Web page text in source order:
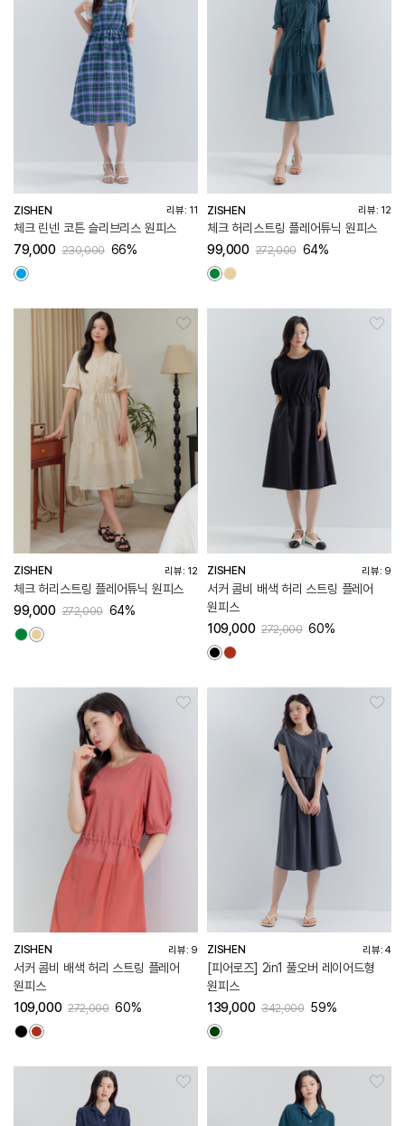
ZISHEN 리뷰: 11
체크 린넨 코튼 슬리브리스 원피스
230,000
79,000 66%
ZISHEN 리뷰: 12
체크 허리스트링 플레어튜닉 원피스
272,000
99,000 64%
ZISHEN 리뷰: 12
체크 허리스트링 플레어튜닉 원피스
272,000
99,000 64%
ZISHEN 리뷰: 9
서커 콤비 배색 허리 스트링 플레어
원피스
272,000
109,000 60%
ZISHEN 리뷰: 9
서커 콤비 배색 허리 스트링 플레어
원피스
272,000
109,000 60%
ZISHEN 리뷰: 4
[피어로즈] 2in1 풀오버 레이어드형
원피스
342,000
139,000 59%